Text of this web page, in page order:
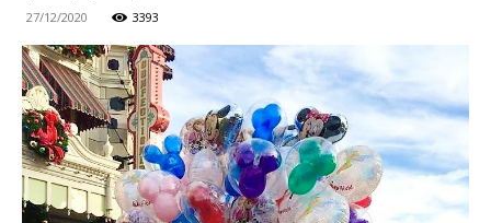
27/12/2020 3393